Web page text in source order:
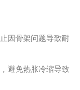
因骨架问题导致耐
避免热胀冷缩导致